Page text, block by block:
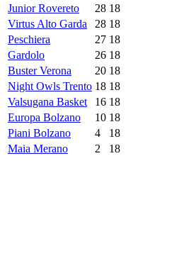
Junior Rovereto
28 18
Virtus Alto Garda
28 18
Peschiera
27 18
Gardolo
26 18
Buster Verona
20 18
Night Owls Trento 18 18
Valsugana Basket
16 18
Europa Bolzano
10 18
Piani Bolzano
4
18
Maia Merano
2 18